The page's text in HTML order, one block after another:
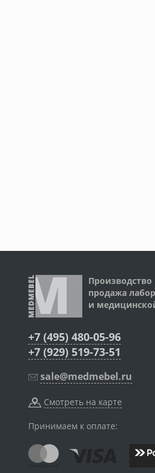
Производство
продажа
и
+7 (495) 480-05-96
+7 (929) 519-73-51
sale@medmebel.ru
Смотреть на карте
Принимаем к оплате: